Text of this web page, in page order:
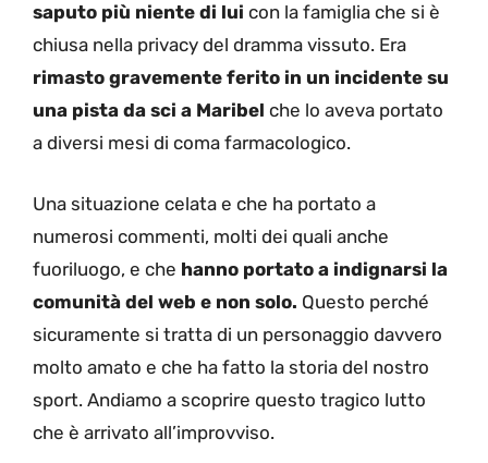
saputo più niente di lui con la famiglia che si è
chiusa nella privacy del dramma vissuto. Era
rimasto gravemente ferito in un incidente su
una pista da sci a Maribel che lo aveva portato
a diversi mesi di coma farmacologico.
Una situazione celata e che ha portato a
numerosi commenti, molti dei quali anche
fuoriluogo, e che hanno portato a indignarsi la
comunità del web e non solo. Questo perché
sicuramente si tratta di un personaggio davvero
molto amato e che ha fatto la storia del nostro
sport. Andiamo a scoprire questo tragico lutto
che è arrivato all’improvviso.